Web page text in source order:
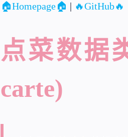
🏠Homepage🏠 | 🔥GitHub🔥
点菜数据
carte)